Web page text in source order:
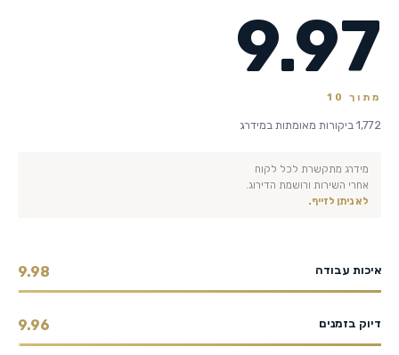
9.97
מתוך 10
1,772 ביקורות מאומתות במידרג
מידרג מתקשרת לכל לקוח
אחרי השירות ורושמת הדירוג.
לא ניתן לזייף.
איכות עבודה 9.98
דיוק בזמנים 9.96